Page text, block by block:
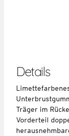
Details
Träger im
Vorderteil